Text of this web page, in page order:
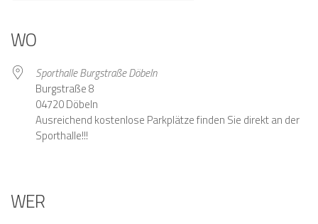
WO
Sporthalle Burgstraße Döbeln
Burgstraße 8
04720 Döbeln
Ausreichend kostenlose Parkplätze finden Sie direkt an der
Sporthalle!!!
WER